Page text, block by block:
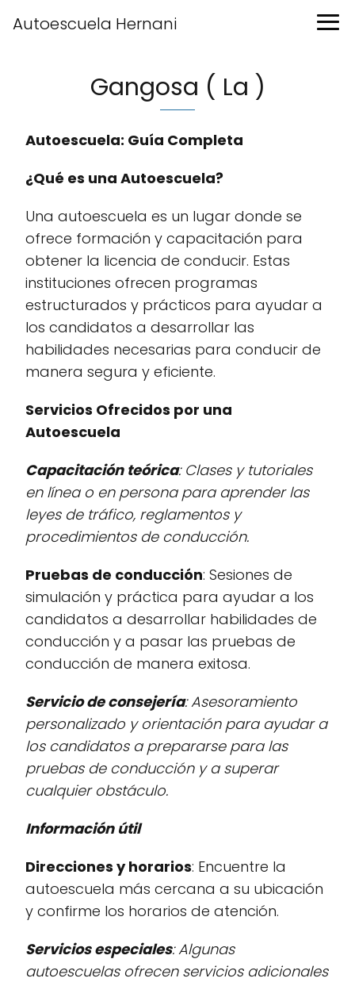
Autoescuela Hernani
Gangosa ( La )
Autoescuela: Guía Completa
¿Qué es una Autoescuela?
Una autoescuela es un lugar donde se
ofrece formación y capacitación para
obtener la licencia de conducir. Estas
instituciones ofrecen programas
estructurados y prácticos para ayudar a
los candidatos a desarrollar las
habilidades necesarias para conducir de
manera segura y eficiente.
Servicios Ofrecidos por una
Autoescuela
Capacitación teórica: Clases y tutoriales
en línea o en persona para aprender las
leyes de tráfico, reglamentos y
procedimientos de conducción.
Pruebas de conducción: Sesiones de
simulación y práctica para ayudar a los
candidatos a desarrollar habilidades de
conducción y a pasar las pruebas de
conducción de manera exitosa.
Servicio de consejería: Asesoramiento
personalizado y orientación para ayudar a
los candidatos a prepararse para las
pruebas de conducción y a superar
cualquier obstáculo.
Información útil
Direcciones y horarios: Encuentre la
autoescuela más cercana a su ubicación
y confirme los horarios de atención.
Servicios especiales: Algunas
autoescuelas ofrecen servicios adicionales